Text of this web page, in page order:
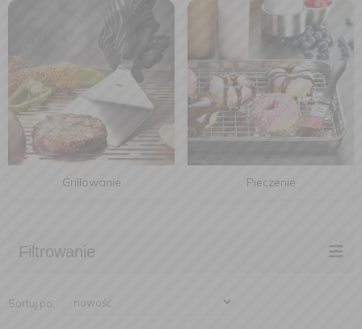
Grillowanie Pieczenie
Filtrowanie
Sortuj po: